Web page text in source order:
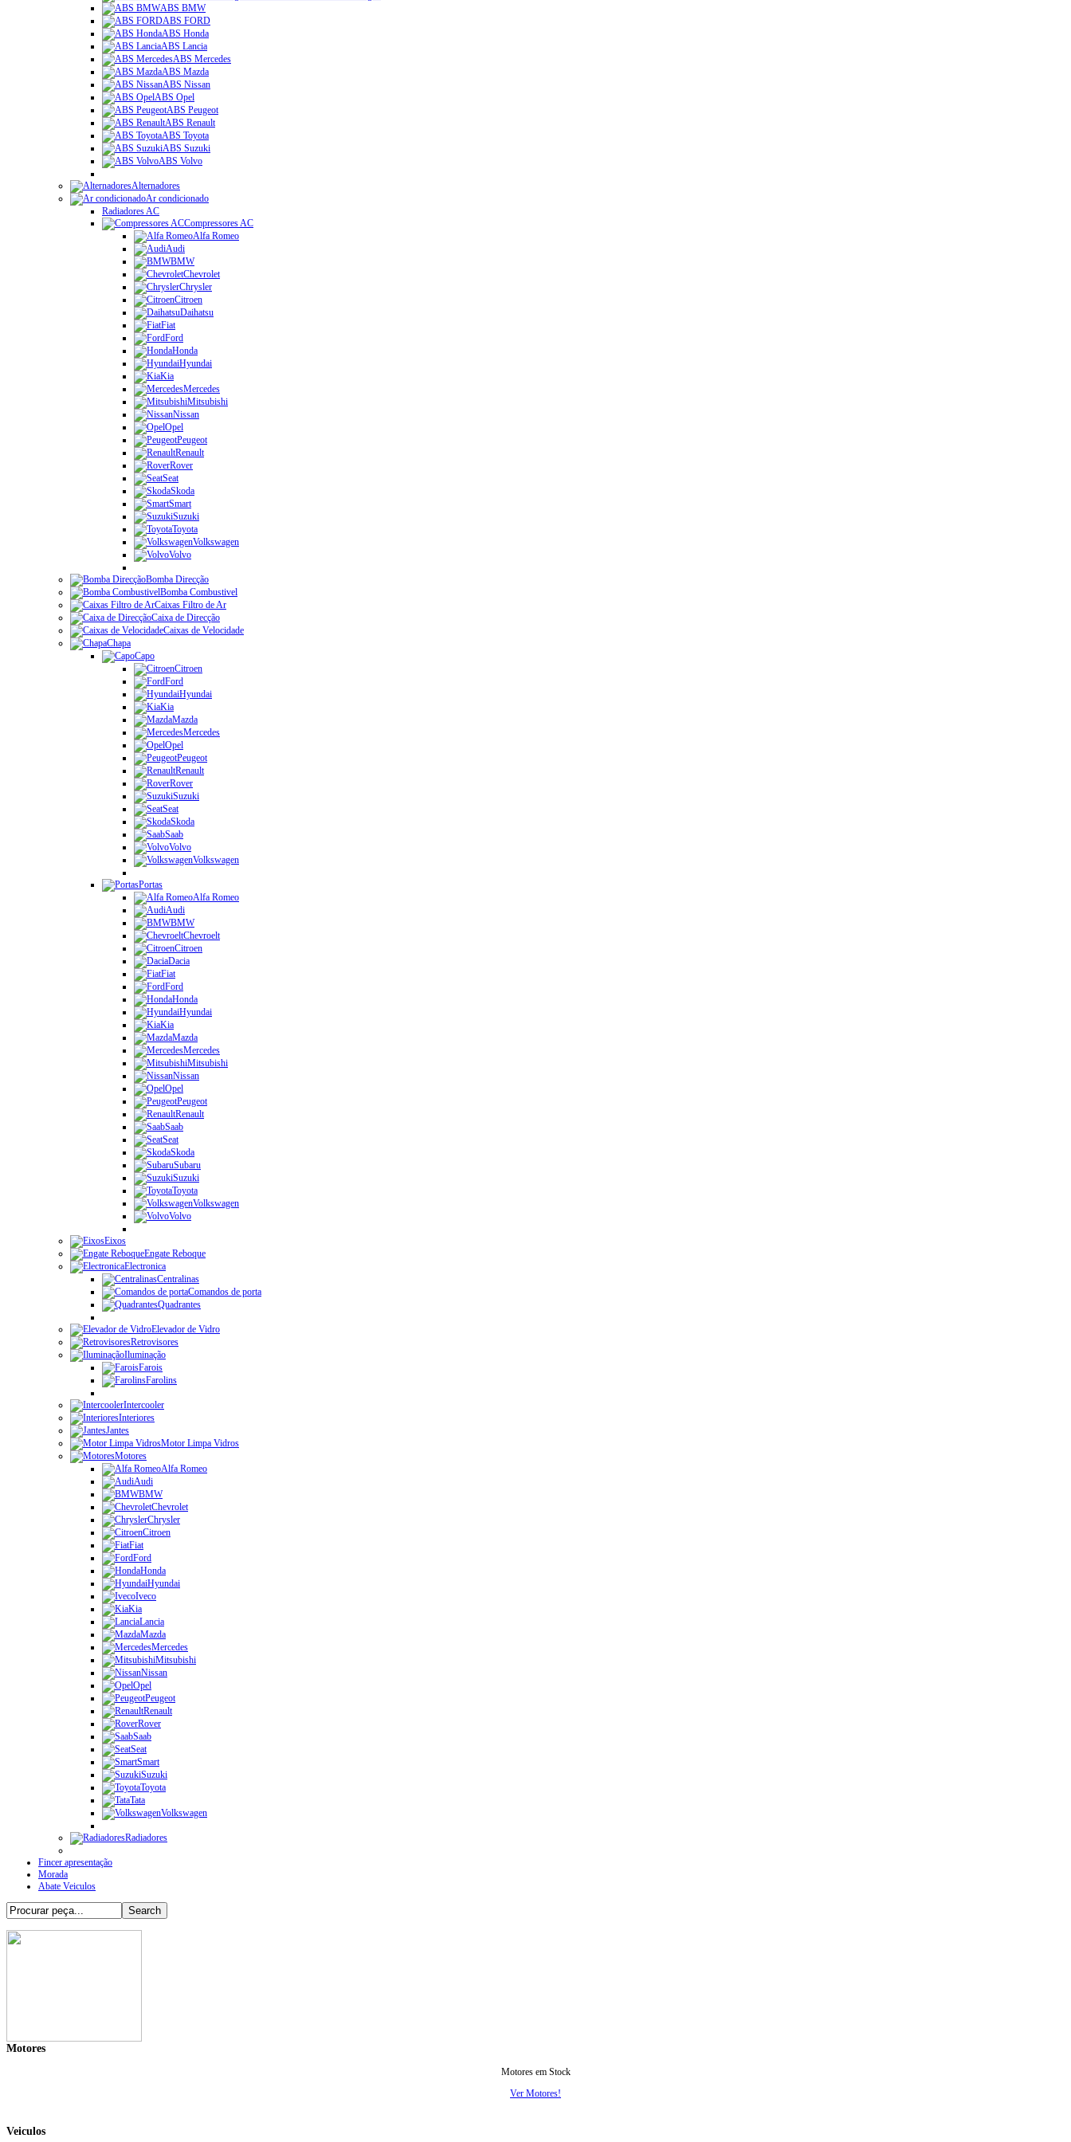
ABS BMW
ABS FORD
ABS Honda
ABS Lancia
ABS Mercedes
ABS Mazda
ABS Nissan
ABS Opel
ABS Peugeot
ABS Renault
ABS Toyota
ABS Suzuki
ABS Volvo
Alternadores
Ar condicionado
Radiadores AC
Compressores AC
Alfa Romeo
Audi
BMW
Chevrolet
Chrysler
Citroen
Daihatsu
Fiat
Ford
Honda
Hyundai
Kia
Mercedes
Mitsubishi
Nissan
Opel
Peugeot
Renault
Rover
Seat
Skoda
Smart
Suzuki
Toyota
Volkswagen
Volvo
Bomba Direcção
Bomba Combustivel
Caixas Filtro de Ar
Caixa de Direcção
Caixas de Velocidade
Chapa
Capo
Citroen
Ford
Hyundai
Kia
Mazda
Mercedes
Opel
Peugeot
Renault
Rover
Suzuki
Seat
Skoda
Saab
Volvo
Volkswagen
Portas
Alfa Romeo
Audi
BMW
Chevroelt
Citroen
Dacia
Fiat
Ford
Honda
Hyundai
Kia
Mazda
Mercedes
Mitsubishi
Nissan
Opel
Peugeot
Renault
Saab
Seat
Skoda
Subaru
Suzuki
Toyota
Volkswagen
Volvo
Eixos
Engate Reboque
Electronica
Centralinas
Comandos de porta
Quadrantes
Elevador de Vidro
Retrovisores
Iluminação
Farois
Farolins
Intercooler
Interiores
Jantes
Motor Limpa Vidros
Motores
Alfa Romeo
Audi
BMW
Chevrolet
Chrysler
Citroen
Fiat
Ford
Honda
Hyundai
Iveco
Kia
Lancia
Mazda
Mercedes
Mitsubishi
Nissan
Opel
Peugeot
Renault
Rover
Saab
Seat
Smart
Suzuki
Toyota
Tata
Volkswagen
Radiadores
Fincer apresentação
Morada
Abate Veiculos
Motores
Motores em Stock
Ver Motores!
Veiculos